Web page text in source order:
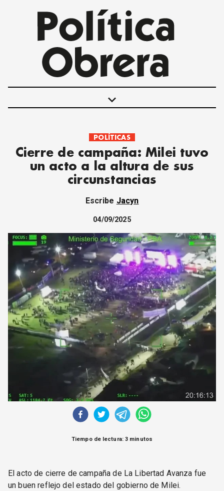
keyboard_arrow_down
POLÍTICAS
INTERNACIONALES
MOVIMIENTO OBRERO
MUJER
SOCIEDAD Y CULTURA
JUVENTUD
CORREO DE LECTORES
DEBATE
ARCHIVO
DECLARACIONES
OPINIÓN
ALTAMIRA RESPONDE
Política Obrera Revista
CONTACTO
POLÍTICAS
Cierre de campaña: Milei tuvo
un acto a la altura de sus
circunstancias
Escribe Jacyn
04/09/2025
Tiempo de lectura: 3 minutos
El acto de cierre de campaña de La Libertad Avanza fue
un buen reflejo del estado del gobierno de Milei.